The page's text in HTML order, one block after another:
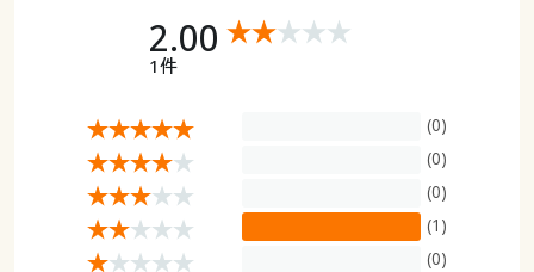
ご利用ガイド
よくある質問とお問い合わせ
よくある質問とお問い合わせ
2.00
1件
(0)
(0)
(0)
(1)
(0)